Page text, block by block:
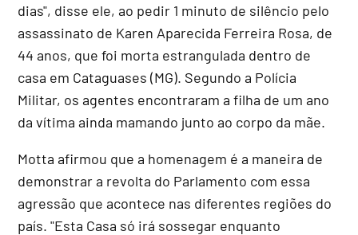
dias", disse ele, ao pedir 1 minuto de silêncio pelo
assassinato de Karen Aparecida Ferreira Rosa, de
44 anos, que foi morta estrangulada dentro de
casa em Cataguases (MG). Segundo a Polícia
Militar, os agentes encontraram a filha de um ano
da vítima ainda mamando junto ao corpo da mãe.
Motta afirmou que a homenagem é a maneira de
demonstrar a revolta do Parlamento com essa
agressão que acontece nas diferentes regiões do
país. "Esta Casa só irá sossegar enquanto